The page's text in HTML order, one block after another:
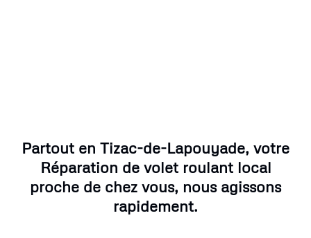
Partout en Tizac-de-Lapouyade, votre
Réparation de volet roulant local
proche de chez vous, nous agissons
rapidement.